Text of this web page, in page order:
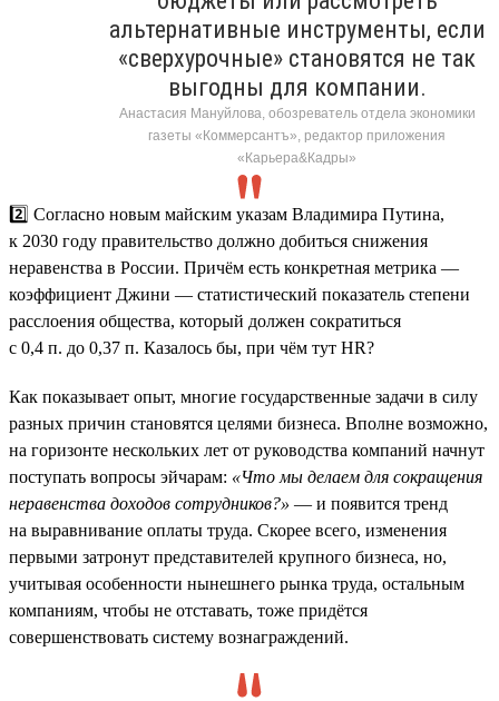
альтернативные инструменты, если
«сверхурочные» становятся не так
выгодны для компании.
Анастасия Мануйлова, обозреватель отдела экономики
газеты «Коммерсантъ», редактор приложения
«Карьера&Кадры»
2️⃣ Согласно новым майским указам Владимира Путина,
к 2030 году правительство должно добиться снижения
неравенства в России. Причём есть конкретная метрика —
коэффициент Джини — статистический показатель степени
расслоения общества, который должен сократиться
с 0,4 п. до 0,37 п. Казалось бы, при чём тут HR?
Как показывает опыт, многие государственные задачи в силу
разных причин становятся целями бизнеса. Вполне возможно,
на горизонте нескольких лет от руководства компаний начнут
поступать вопросы эйчарам: «Что мы делаем для сокращения
неравенства доходов сотрудников?» — и появится тренд
на выравнивание оплаты труда. Скорее всего, изменения
первыми затронут представителей крупного бизнеса, но,
учитывая особенности нынешнего рынка труда, остальным
компаниям, чтобы не отставать, тоже придётся
совершенствовать систему вознаграждений.